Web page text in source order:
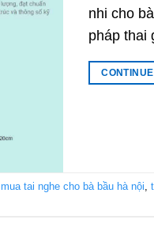
nhi cho
pháp thai
mua tai nghe cho bà bầu hà nội